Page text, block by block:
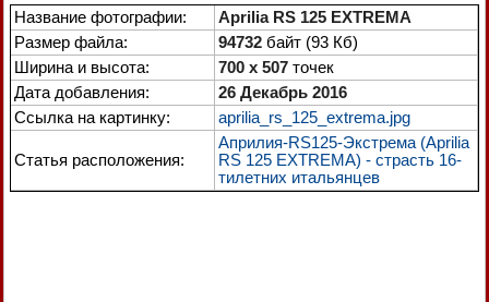
Название фотографии:
Aprilia RS 125 EXTREMA
Размер файла:
94732 байт (93 Кб)
Ширина и высота:
700 x 507 точек
Дата добавления:
26 Декабрь 2016
Ссылка на картинку:
aprilia_rs_125_extrema.jpg
Статья расположения:
Априлия-RS125-Экстрема (Aprilia
RS 125 EXTREMA) - страсть 16-
тилетних итальянцев